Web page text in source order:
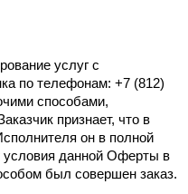
услуг с
по телефонам: +7 (812)
способами,
признает, что в
он в полной
условия данной Оферты в
был совершен заказ.